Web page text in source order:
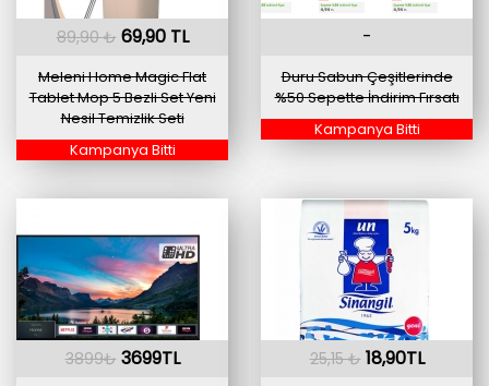
89,90 ₺ 69,90 TL
Meleni Home Magic Flat
Tablet Mop 5 Bezli Set Yeni
Nesil Temizlik Seti
Kampanya Bitti
-
Duru Sabun Çeşitlerinde
%50 Sepette İndirim Fırsatı
Kampanya Bitti
3899₺ 3699TL 25,15 ₺ 18,90TL